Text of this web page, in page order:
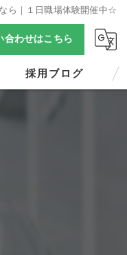
ら｜１日職場体験開催中☆
合わせはこちら
採用ブログ